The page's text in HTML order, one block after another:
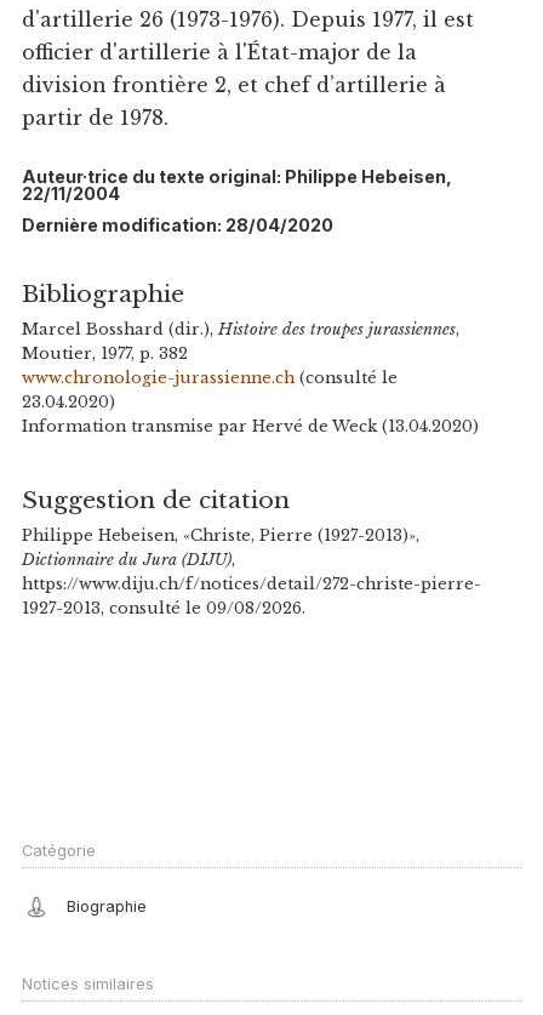
d'artillerie 26 (1973-1976). Depuis 1977, il est
officier d'artillerie à l'État-major de la
division frontière 2, et chef d’artillerie à
partir de 1978.
Auteur·trice du texte original: Philippe Hebeisen,
22/11/2004
Dernière modification: 28/04/2020
Bibliographie
Marcel Bosshard (dir.),Histoire des troupes jurassiennes,
Moutier, 1977, p. 382
www.chronologie-jurassienne.ch(consulté le
23.04.2020)
Information transmise par Hervé de Weck (13.04.2020)
Suggestion de citation
Philippe Hebeisen, «Christe, Pierre (1927-2013)»,
Dictionnaire du Jura (DIJU),
https://www.diju.ch/f/notices/detail/272-christe-pierre-
1927-2013, consulté le 09/08/2026.
Catégorie
Biographie
Notices similaires